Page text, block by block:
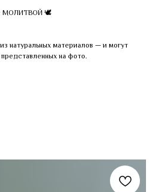
МОЛИТВОЙ 🕊
натуральных материалов — и могут
представленных на фото.